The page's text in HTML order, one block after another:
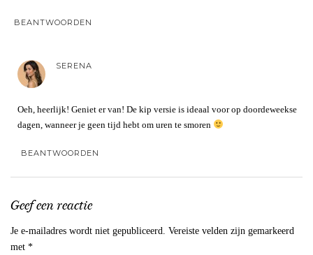
BEANTWOORDEN
SERENA
Oeh, heerlijk! Geniet er van! De kip versie is ideaal voor op doordeweekse
dagen, wanneer je geen tijd hebt om uren te smoren
BEANTWOORDEN
Geef een reactie
Je e-mailadres wordt niet gepubliceerd. Vereiste velden zijn gemarkeerd
met *